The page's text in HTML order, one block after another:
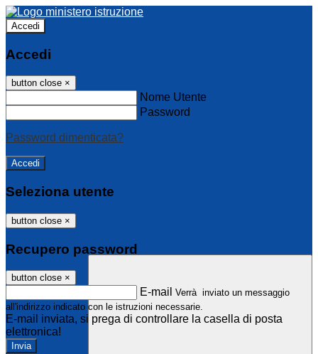
Accedi
Accedi
button close ×
Nome Utente
Password
Password dimenticata?
Seleziona utente
button close ×
Recupero password
button close ×
E-mail Verrà inviato un messaggio
all'indirizzo indicato con le istruzioni necessarie.
E-mail inviata, si prega di controllare la casella di posta
elettronica!